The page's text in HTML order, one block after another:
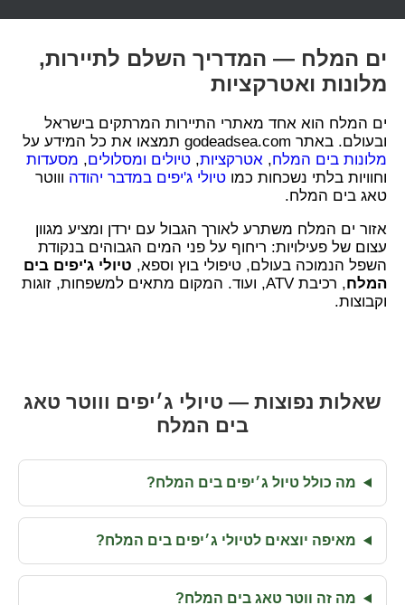
ים המלח — המדריך השלם לתיירות,
מלונות ואטרקציות
ים המלח הוא אחד מאתרי התיירות המרתקים בישראל
ובעולם. באתר godeadsea.com תמצאו את כל המידע על
מלונות בים המלח, אטרקציות, טיולים ומסלולים, מסעדות
וחוויות בלתי נשכחות כמו טיולי ג'יפים במדבר יהודה וווטר
טאג בים המלח.
אזור ים המלח משתרע לאורך הגבול עם ירדן ומציע מגוון
עצום של פעילויות: ריחוף על פני המים הגבוהים בנקודת
השפל הנמוכה בעולם, טיפולי בוץ וספא, טיולי ג'יפים בים
המלח
, רכיבת ATV, ועוד. המקום מתאים למשפחות, זוגות
וקבוצות.
שאלות נפוצות — טיולי ג׳יפים וווטר טאג
בים המלח
מה כולל טיול ג׳יפים בים המלח?
מאיפה יוצאים לטיולי ג׳יפים בים המלח?
מה זה ווטר טאג בים המלח?